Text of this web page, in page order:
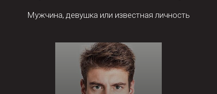
Мужчина, девушка или известная личность